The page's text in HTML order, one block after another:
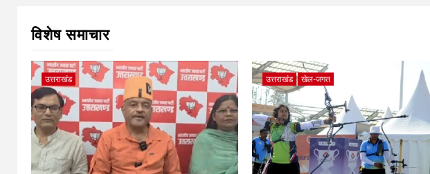
विशेष समाचार
उत्तराखंड उत्तराखंड खेल-जगत